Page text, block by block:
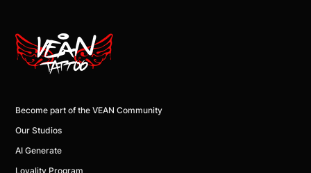
Become part of the VEAN Community
Our Studios
AI Generate
Loyality Program